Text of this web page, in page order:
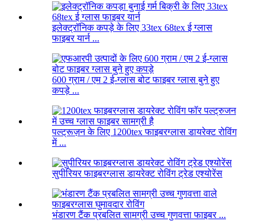
इलेक्ट्रॉनिक कपड़े के लिए 33tex 68tex ई ग्लास
फाइबर यार्न ...
600 ग्राम / एम 2 ई-ग्लास बोट फाइबर ग्लास बुने हुए
कपड़े ...
पल्ट्रूज़न के लिए 1200tex फाइबरग्लास डायरेक्ट रोविंग
में ...
सुपीरियर फाइबरग्लास डायरेक्ट रोविंग ट्रेड एश्योरेंस
भंडारण टैंक प्रबलित सामग्री उच्च गुणवत्ता फाइबर ...